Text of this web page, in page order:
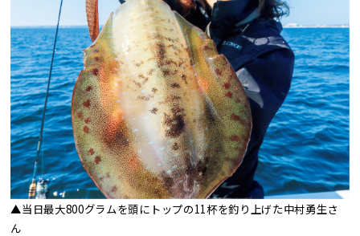
▲当日最大800グラムを頭にトップの11杯を釣り上げた中村勇生さ
ん